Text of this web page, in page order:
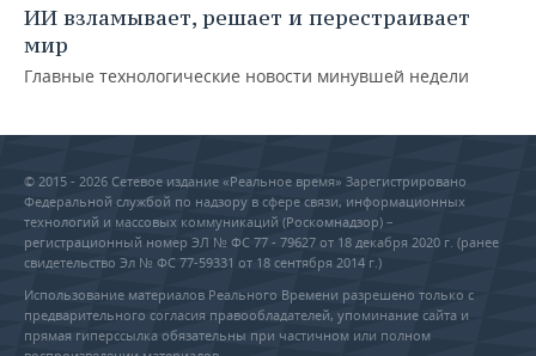
ИИ взламывает, решает и перестраивает
мир
Главные технологические новости минувшей недели
© 2015 - 2026 Сетевое издание «Реальное время» Зарегистрировано
Федеральной службой по надзору в сфере связи, информационных
технологий и массовых коммуникаций (Роскомнадзор) –
регистрационный номер ЭЛ № ФС 77 - 79627 от 18 декабря 2020 г. (ранее
свидетельство Эл № ФС 77-59331 от 18 сентября 2014 г.)
Использование материалов Реального Времени разрешено только с
предварительного согласия правообладателей, упоминание сайта и
прямая гиперссылка обязательны при частичном или полном